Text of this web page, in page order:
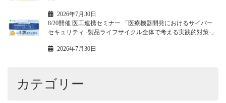
2026年7月30日
8/20開催 医工連携セミナー 「医療機器開発におけるサイバー
セキュリティ -製品ライフサイクル全体で考える実践的対策-」
2026年7月30日
カテゴリー